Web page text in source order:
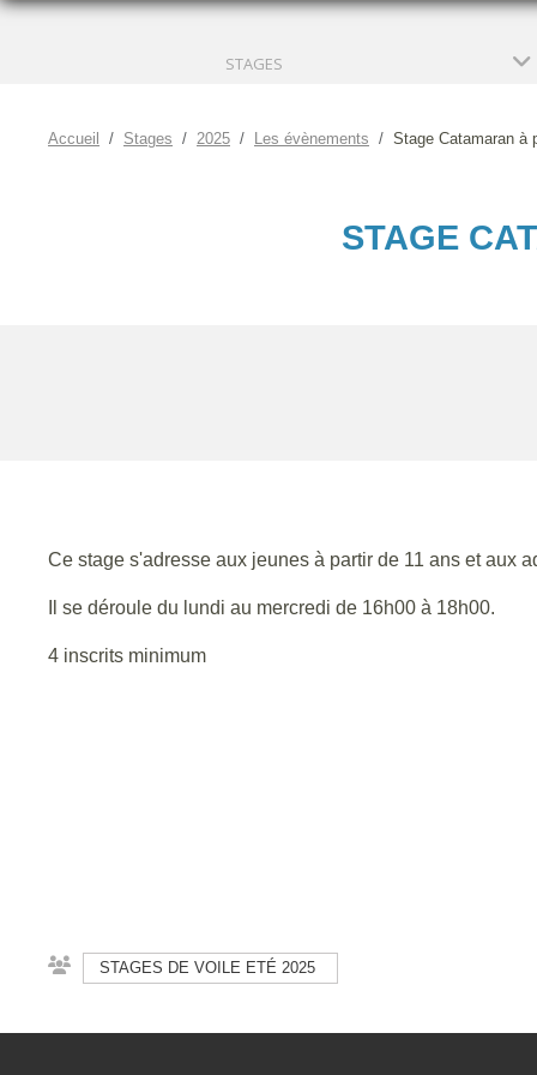
STAGES
Accueil Stages 2025 Les évènements Stage Catamaran à
STAGE
Ce stage s'adresse aux jeunes à partir de 11 ans et aux
Il se déroule du lundi au mercredi de 16h00 à 18h00.
4 inscrits minimum
STAGES DE VOILE ETÉ 2025